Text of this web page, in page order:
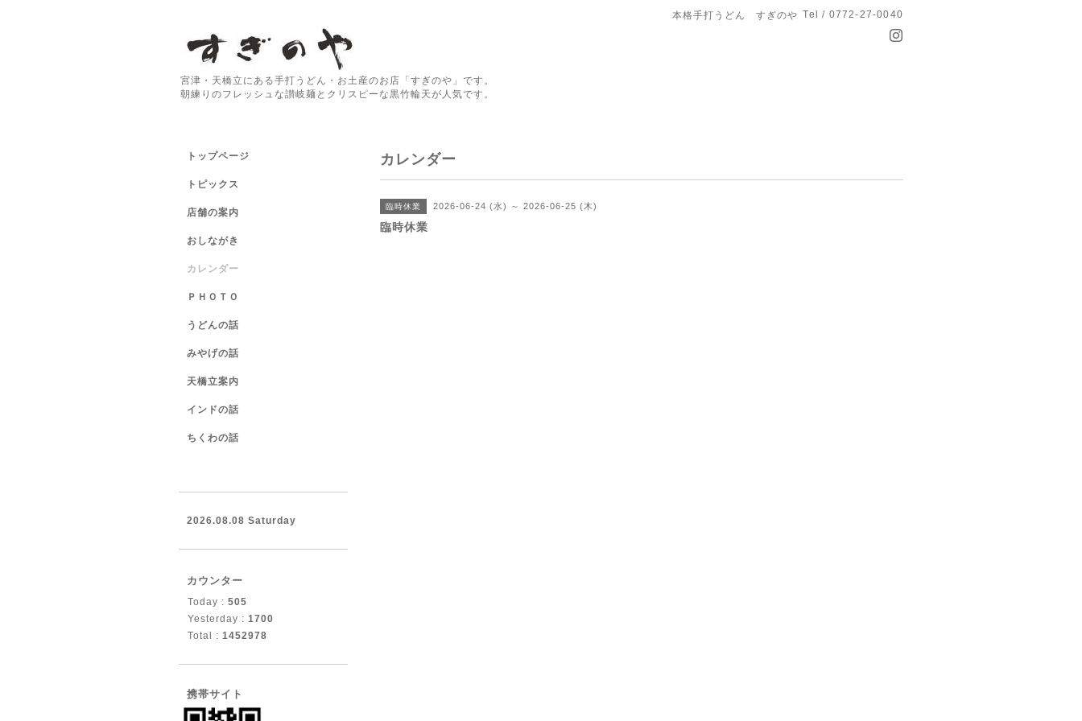
本格手打うどん すぎのや Tel / 0772-27-0040
宮津・天橋立にある手打うどん・お土産のお店「すぎのや」です。
朝練りのフレッシュな讃岐麺とクリスピーな黒竹輪天が人気です。
カレンダー
臨時休業 2026-06-24 (水) ～ 2026-06-25 (木)
臨時休業
トップページ
トピックス
店舗の案内
おしながき
カレンダー
ＰＨＯＴＯ
うどんの話
みやげの話
天橋立案内
インドの話
ちくわの話
2026.08.08 Saturday
カウンター
Today : 505
Yesterday : 1700
Total : 1452978
携帯サイト